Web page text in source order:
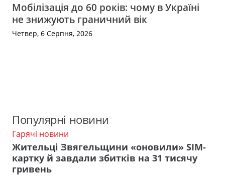
Мобілізація до 60 років: чому в Україні
не знижують граничний вік
Четвер, 6 Серпня, 2026
Популярні новини
Гарячі новини
Жительці Звягельщини «оновили» SIM-
картку й завдали збитків на 31 тисячу
гривень